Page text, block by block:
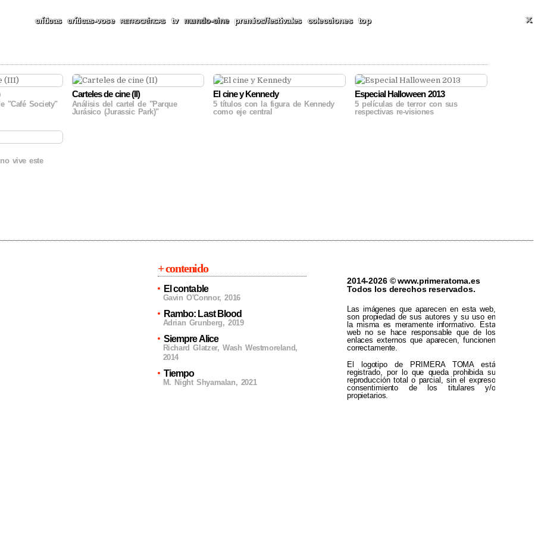
REPORTAJES, FESTIVALES Y MÁS
críticas críticas-vose RETROCRÍTICAS tv mundo-cine premios/festivales colecciones top
"Café Society"
Carteles de cine (II)
Análisis del cartel de "Parque
Jurásico (Jurassic Park)"
El cine y Kennedy
5 títulos con la figura de Kennedy
como eje central
Especial Halloween 2013
5 películas de terror con sus
respectivas re-visiones
vive este
+ contenido
El contable
Gavin O'Connor,2016
Rambo: Last Blood
Adrian Grunberg, 2019
Siempre Alice
Richard Glatzer, Wash Westmoreland,
2014
Tiempo
M. Night Shyamalan, 2021
2014-2026 © www.primeratoma.es
Todos los derechos reservados.
Las imágenes que aparecen en esta web,
son propiedad de sus autores y su uso en
la misma es meramente informativo. Esta
web no se hace responsable que de los
enlaces externos que aparecen, funcionen
correctamente.
El logotipo de PRIMERA TOMA está
registrado, por lo que queda prohibida su
reproducción total o parcial, sin el expreso
consentimiento de los titulares y/o
propietarios.